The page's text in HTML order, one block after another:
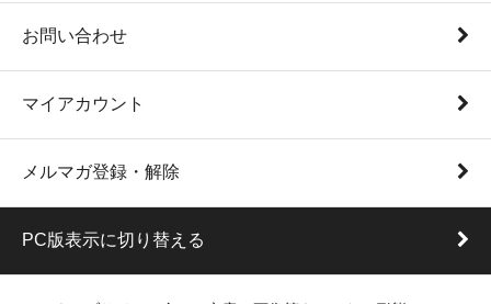
お問い合わせ
マイアカウント
メルマガ登録・解除
PC版表示に切り替える